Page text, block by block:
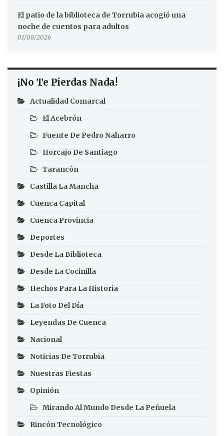
El patio de la biblioteca de Torrubia acogió una
noche de cuentos para adultos
01/08/2026
¡No Te Pierdas Nada!
Actualidad Comarcal
El Acebrón
Fuente De Pedro Naharro
Horcajo De Santiago
Tarancón
Castilla La Mancha
Cuenca Capital
Cuenca Provincia
Deportes
Desde La Biblioteca
Desde La Cocinilla
Hechos Para La Historia
La Foto Del Día
Leyendas De Cuenca
Nacional
Noticias De Torrubia
Nuestras Fiestas
Opinión
Mirando Al Mundo Desde La Peñuela
Rincón Tecnológico